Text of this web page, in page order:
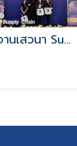
งานเสวนา Supply Chain